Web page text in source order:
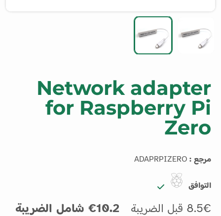
Network adapter
for Raspberry Pi
Zero
مرجع :
التوافق
8.5€ قبل الضريبة 10.2€ شامل الضريبة